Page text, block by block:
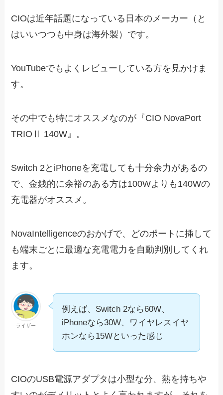
CIOは近年話題になっている日本のメーカー（と
はいいつつも中身は海外製）です。
YouTubeでもよくレビューしている方を見かけま
す。
その中でも特にオススメなのが『CIO NovaPort
TRIOⅡ 140W』。
Switch 2とiPhoneを充電しても十分余力があるの
で、金銭的に余裕のある方は100Wよりも140Wの
充電器がオススメ。
NovaIntelligenceのおかげで、どのポートに挿して
も端末ごとに最適な充電電力を自動判別してくれ
ます。
ライザー
例えば、Switch 2なら60W、
iPhoneなら30W、ワイヤレスイヤ
ホンなら15Wといった感じ
CIOのUSB電源アダプタは小型な分、熱を持ちや